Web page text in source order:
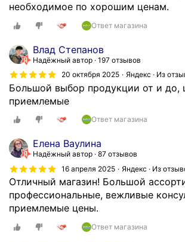
необходимое по хорошим ценам.
Ответ магазина
Влад Степанов
Надёжный автор 197 отзывов
20 октября 2025
Яндекс · Из
Большой выбор продукции от и до,
приемлемые
Ответ магазина
Елена Ваулина
Надёжный автор 87 отзывов
16 апреля 2025
Яндекс · Из
Отличный магазин! Большой
профессиональные, вежливые
приемлемые цены.
Ответ магазина